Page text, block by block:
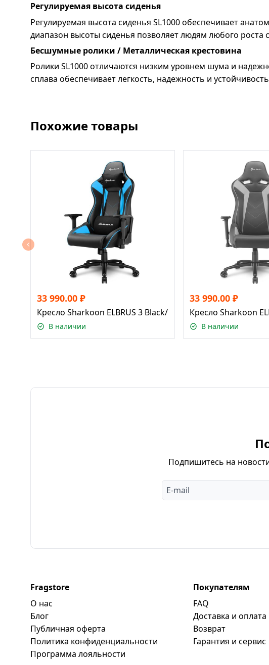
Регулируемая высота сиденья
Регулируемая высота сиденья SL1000 обеспечивает
диапазон высоты сиденья позволяет людям любого
Бесшумные ролики / Металлическая крестовина
Ролики SL1000 отличаются низким уровнем шума и
сплава обеспечивает легкость, надежность и
Похожие товары
33 990.00 ₽
Кресло Sharkoon ELBRUS 3 Black/Blue
В наличии
33 990.00 ₽
Кресло Sharkoon
В наличии
Подпишитесь на
Fragstore
О нас
Блог
Публичная оферта
Политика конфиденциальности
Программa лояльности
Покупателям
FAQ
Доставка и оплата
Возврат
Гарантия и сервис